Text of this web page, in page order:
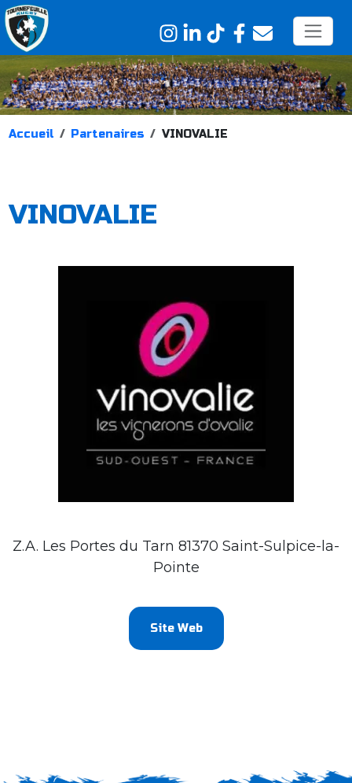
Accueil Partenaires VINOVALIE
VINOVALIE
Z.A. Les Portes du Tarn 81370 Saint-Sulpice-la-
Pointe
Site Web